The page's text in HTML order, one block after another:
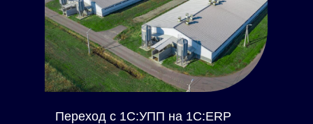
Переход с 1С:УПП на 1С:ERP